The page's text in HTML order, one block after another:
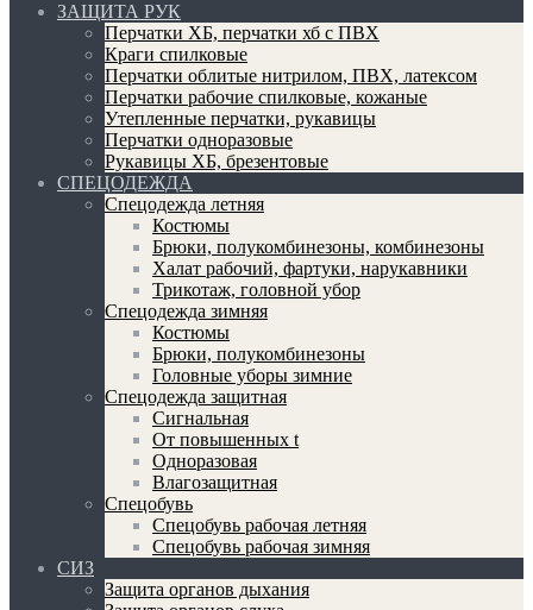
ЗАЩИТА РУК
Перчатки ХБ, перчатки хб с ПВХ
Краги спилковые
Перчатки облитые нитрилом, ПВХ, латексом
Перчатки рабочие спилковые, кожаные
Утепленные перчатки, рукавицы
Перчатки одноразовые
Рукавицы ХБ, брезентовые
СПЕЦОДЕЖДА
Спецодежда летняя
Костюмы
Брюки, полукомбинезоны, комбинезоны
Халат рабочий, фартуки, нарукавники
Трикотаж, головной убор
Спецодежда зимняя
Костюмы
Брюки, полукомбинезоны
Головные уборы зимние
Спецодежда защитная
Сигнальная
От повышенных t
Одноразовая
Влагозащитная
Спецобувь
Спецобувь рабочая летняя
Спецобувь рабочая зимняя
СИЗ
Защита органов дыхания